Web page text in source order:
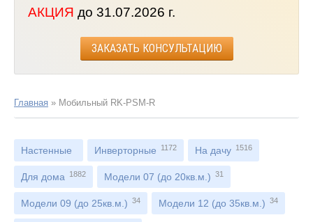
АКЦИЯ до 31.07.2026 г.
ЗАКАЗАТЬ КОНСУЛЬТАЦИЮ
Главная » Мобильный RK-PSM-R
Настенные Инверторные 1172 На дачу 1516
Для дома 1882 Модели 07 (до 20кв.м.) 31
Модели 09 (до 25кв.м.) 34 Модели 12 (до 35кв.м.) 34